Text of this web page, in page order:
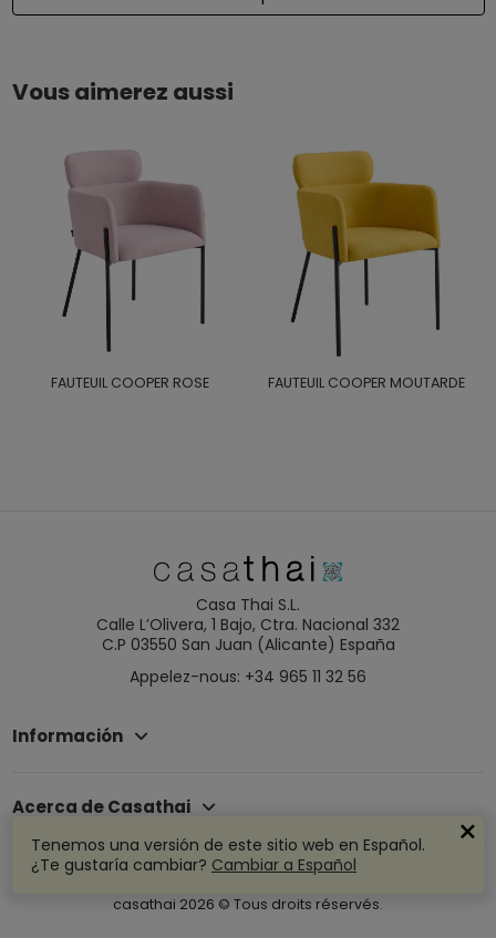
Vous aimerez aussi
FAUTEUIL COOPER ROSE FAUTEUIL COOPER MOUTARDE
Casa Thai S.L.
Calle L’Olivera, 1 Bajo, Ctra. Nacional 332
C.P 03550 San Juan (Alicante) España
Appelez-nous: +34 965 11 32 56
Información
Acerca de Casathai
casathai 2026 © Tous droits réservés.
Tenemos una versión de este sitio web en Español.
¿Te gustaría cambiar? Cambiar a Español